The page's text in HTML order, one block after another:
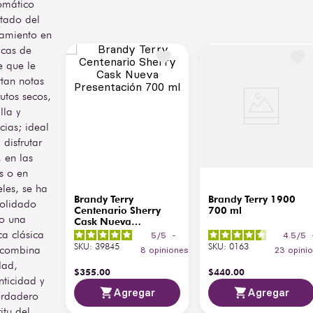
madera tostada.
Versátil y accesible, Terry
1900 es ideal para
disfrutarse solo, con hielo
o como base para
coctelería clásica. En
gastronomía, armoniza
con chocolates, postres de
caramelo, frutos secos y
quesos semicurados,
siendo una opción
confiable para consumo
cotidiano.
Gusto y
Retrogusto final corto y
del
en
de
que le
notas
secos,
y
ideal
disfrutar
en las
o en
se ha
una
clásica
y
Brandy Terry
Centenario Sherry
Cask Nueva
Presentación 700 ml
5 /5
-
8 opiniones
SKU:39845
$355.00
Agregar
Brandy Terry 1900
700 ml
4.5/5
23
SKU: 0163
$440.00
Agregar